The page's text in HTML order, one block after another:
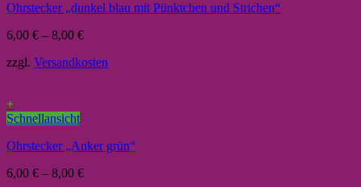
Ohrstecker „dunkel blau mit Pünktchen und Strichen“
6,00 € – 8,00 €
zzgl. Versandkosten
+
Schnellansicht
Ohrstecker „Anker grün“
6,00 € – 8,00 €